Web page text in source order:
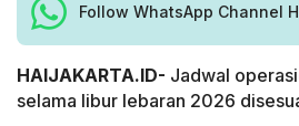
Follow WhatsApp Channel
HAIJAKARTA.ID- Jadwal
selama libur lebaran 2026